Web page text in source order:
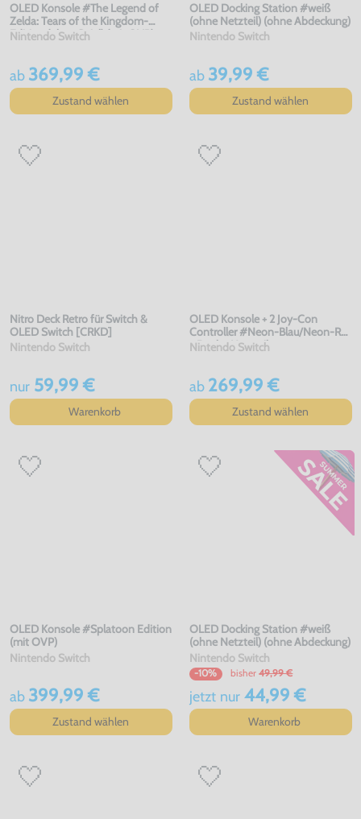
OLED Konsole #The Legend of
Zelda: Tears of the Kingdom-
Edition (ohne Spiel) (mit OVP)
Nintendo Switch
ab 369,99 €
Zustand wählen
OLED Docking Station #weiß
(ohne Netzteil) (ohne Abdeckung)
Nintendo Switch
ab 39,99 €
Zustand wählen
Nitro Deck Retro für Switch &
OLED Switch [CRKD]
Nintendo Switch
nur59,99 €
Warenkorb
OLED Konsole + 2 Joy-Con
Controller #Neon-Blau/Neon-Rot
+ Dock + Netzteil
Nintendo Switch
ab 269,99 €
Zustand wählen
OLED Konsole #Splatoon Edition
(mit OVP)
Nintendo Switch
ab 399,99 €
Zustand wählen
OLED Docking Station #weiß
(ohne Netzteil) (ohne Abdeckung)
Nintendo Switch
-10% bisher 49,99 €
jetzt nur44,99 €
Warenkorb